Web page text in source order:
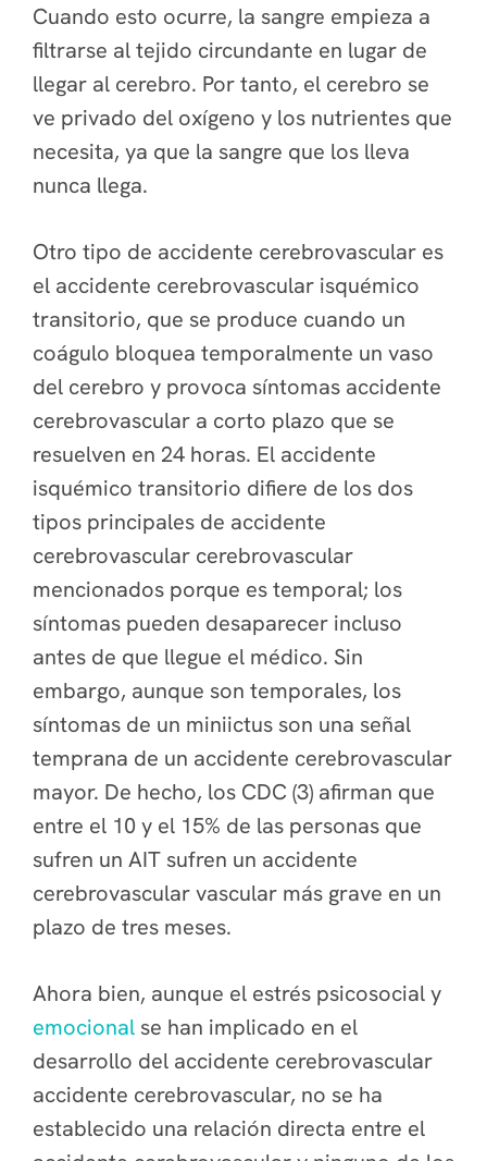
Cuando esto ocurre, la sangre empieza a
filtrarse al tejido circundante en lugar de
llegar al cerebro. Por tanto, el cerebro se
ve privado del oxígeno y los nutrientes que
necesita, ya que la sangre que los lleva
nunca llega.
Otro tipo de accidente cerebrovascular es
el accidente cerebrovascular isquémico
transitorio, que se produce cuando un
coágulo bloquea temporalmente un vaso
del cerebro y provoca síntomas accidente
cerebrovascular a corto plazo que se
resuelven en 24 horas. El accidente
isquémico transitorio difiere de los dos
tipos principales de accidente
cerebrovascular cerebrovascular
mencionados porque es temporal; los
síntomas pueden desaparecer incluso
antes de que llegue el médico. Sin
embargo, aunque son temporales, los
síntomas de un miniictus son una señal
temprana de un accidente cerebrovascular
mayor. De hecho, los CDC (3) afirman que
entre el 10 y el 15% de las personas que
sufren un AIT sufren un accidente
cerebrovascular vascular más grave en un
plazo de tres meses.
Ahora bien, aunque el estrés psicosocial y
emocional se han implicado en el
desarrollo del accidente cerebrovascular
accidente cerebrovascular, no se ha
establecido una relación directa entre el